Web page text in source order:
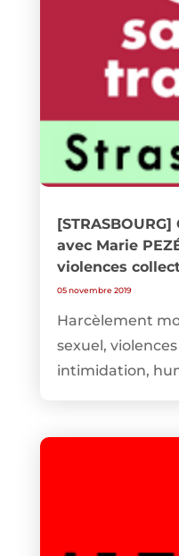
avec Marie
violences
05 novembre 2019
Harcèlement
sexuel,
intimidation,